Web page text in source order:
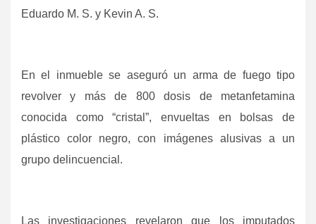
Eduardo M. S. y Kevin A. S.
En el inmueble se aseguró un arma de fuego tipo
revolver y más de 800 dosis de metanfetamina
conocida como “cristal”, envueltas en bolsas de
plástico color negro, con imágenes alusivas a un
grupo delincuencial.
Las investigaciones revelaron que los imputados